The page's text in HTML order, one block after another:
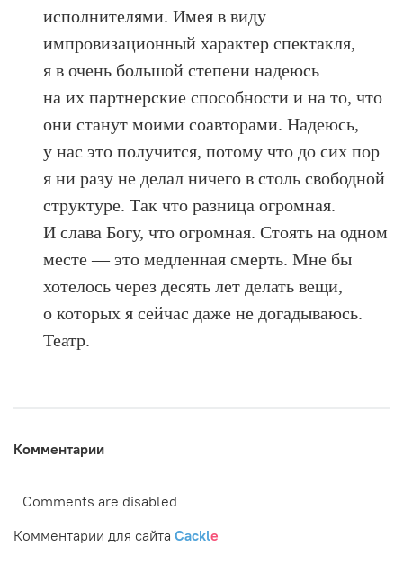
исполнителями. Имея в виду
импровизационный характер спектакля,
я в очень большой степени надеюсь
на их партнерские способности и на то, что
они станут моими соавторами. Надеюсь,
у нас это получится, потому что до сих пор
я ни разу не делал ничего в столь свободной
структуре. Так что разница огромная.
И слава Богу, что огромная. Стоять на одном
месте — это медленная смерть. Мне бы
хотелось через десять лет делать вещи,
о которых я сейчас даже не догадываюсь.
Театр.
Комментарии
Comments are disabled
Комментарии для сайта Cackle